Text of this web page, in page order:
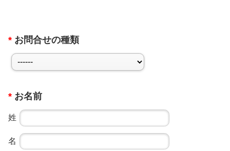
* お問合せの種類
* お名前
姓
名